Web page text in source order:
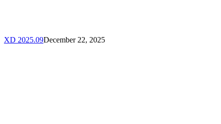
XD 2025.09December 22, 2025